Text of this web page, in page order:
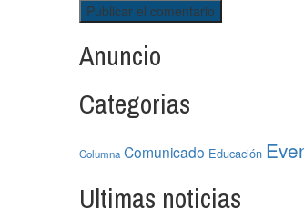
Anuncio
Categorias
Columna Comunicado Educación
Ultimas noticias